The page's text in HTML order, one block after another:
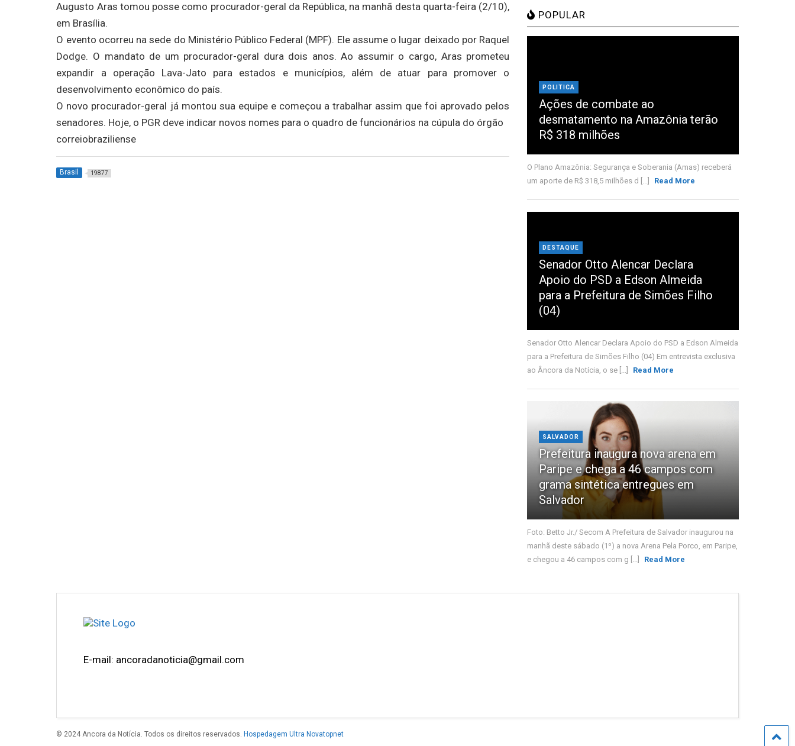
Augusto Aras tomou posse como procurador-geral da República, na manhã desta quarta-feira (2/10),
em Brasília.
O evento ocorreu na sede do Ministério Público Federal (MPF). Ele assume o lugar deixado por Raquel
Dodge. O mandato de um procurador-geral dura dois anos. Ao assumir o cargo, Aras prometeu
expandir a operação Lava-Jato para estados e municípios, além de atuar para promover o
desenvolvimento econômico do país.
O novo procurador-geral já montou sua equipe e começou a trabalhar assim que foi aprovado pelos
senadores. Hoje, o PGR deve indicar novos nomes para o quadro de funcionários na cúpula do órgão
correiobraziliense
Brasil 19877
POPULAR
POLITICA
Ações de combate ao
desmatamento na Amazônia terão
R$ 318 milhões
O Plano Amazônia: Segurança e Soberania (Amas) receberá
um aporte de R$ 318,5 milhões d [...]
Read More
DESTAQUE
Senador Otto Alencar Declara
Apoio do PSD a Edson Almeida
para a Prefeitura de Simões Filho
(04)
Senador Otto Alencar Declara Apoio do PSD a Edson Almeida
para a Prefeitura de Simões Filho (04) Em entrevista exclusiva
ao Âncora da Notícia, o se [...]
Read More
SALVADOR
Prefeitura inaugura nova arena em
Paripe e chega a 46 campos com
grama sintética entregues em
Salvador
Foto: Betto Jr./ Secom A Prefeitura de Salvador inaugurou na
manhã deste sábado (1º) a nova Arena Pela Porco, em Paripe,
e chegou a 46 campos com g [...]
Read More
E-mail: ancoradanoticia@gmail.com
© 2024 Ancora da Notícia. Todos os direitos reservados. Hospedagem Ultra Novatopnet